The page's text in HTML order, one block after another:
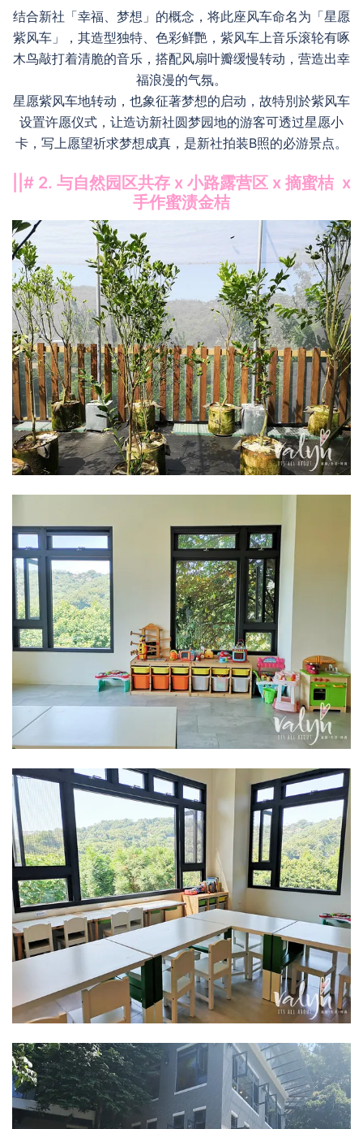
结合新社「幸福、梦想」的概念，将此座风车命名为「星愿
紫风车」，其造型独特、色彩鲜艷，紫风车上音乐滚轮有啄
木鸟敲打着清脆的音乐，搭配风扇叶瓣缓慢转动，营造出幸
福浪漫的气氛。
星愿紫风车地转动，也象征著梦想的启动，故特別於紫风车
设置许愿仪式，让造访新社圆梦园地的游客可透过星愿小
卡，写上愿望祈求梦想成真，是新社拍装B照的必游景点。
||# 2. 与自然园区共存 x 小路露营区 x 摘蜜桔 x
手作蜜渍金桔